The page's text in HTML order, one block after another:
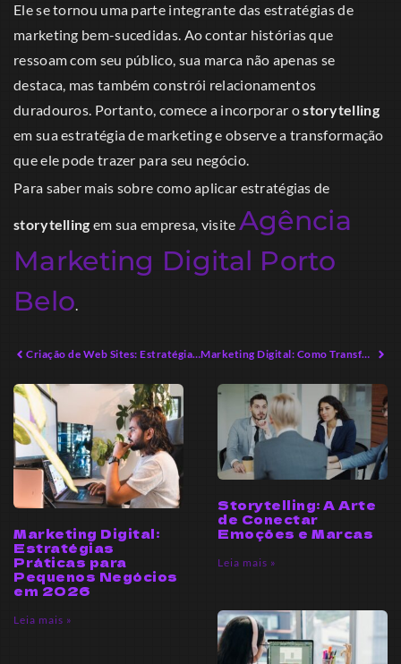
Ele se tornou uma parte integrante das estratégias de
marketing bem-sucedidas. Ao contar histórias que
ressoam com seu público, sua marca não apenas se
destaca, mas também constrói relacionamentos
duradouros. Portanto, comece a incorporar ostorytelling
em sua estratégia de marketing e observe a transformação
que ele pode trazer para seu negócio.
Para saber mais sobre como aplicar estratégias de
storytelling em sua empresa, visite Agência
Marketing Digital Porto
Belo.
Criação de Web Sites: Estratégias Avançadas para Sucesso Digital Marketing Digital: Como Transformar Seu Negócio em 2026
Marketing Digital:
Estratégias
Práticas para
Pequenos Negócios
em 2026
Leia mais »
Storytelling: A Arte
de Conectar
Emoções e Marcas
Leia mais »